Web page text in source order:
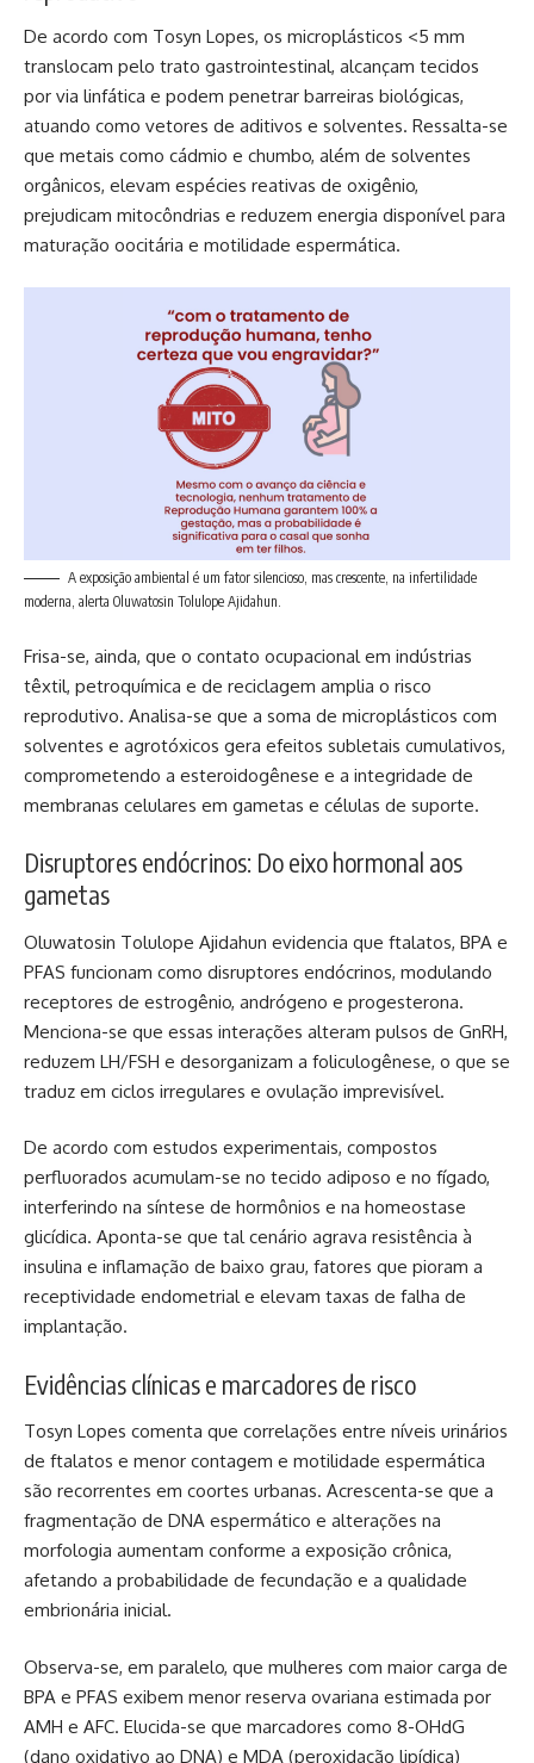
De acordo com Tosyn Lopes, os microplásticos <5 mm
translocam pelo trato gastrointestinal, alcançam tecidos
por via linfática e podem penetrar barreiras biológicas,
atuando como vetores de aditivos e solventes. Ressalta-se
que metais como cádmio e chumbo, além de solventes
orgânicos, elevam espécies reativas de oxigênio,
prejudicam mitocôndrias e reduzem energia disponível para
maturação oocitária e motilidade espermática.
A exposição ambiental é um fator silencioso, mas crescente, na infertilidade
moderna, alerta Oluwatosin Tolulope Ajidahun.
Frisa-se, ainda, que o contato ocupacional em indústrias
têxtil, petroquímica e de reciclagem amplia o risco
reprodutivo. Analisa-se que a soma de microplásticos com
solventes e agrotóxicos gera efeitos subletais cumulativos,
comprometendo a esteroidogênese e a integridade de
membranas celulares em gametas e células de suporte.
Disruptores endócrinos: Do eixo hormonal aos
gametas
Oluwatosin Tolulope Ajidahun evidencia que ftalatos, BPA e
PFAS funcionam como disruptores endócrinos, modulando
receptores de estrogênio, andrógeno e progesterona.
Menciona-se que essas interações alteram pulsos de GnRH,
reduzem LH/FSH e desorganizam a foliculogênese, o que se
traduz em ciclos irregulares e ovulação imprevisível.
De acordo com estudos experimentais, compostos
perfluorados acumulam-se no tecido adiposo e no fígado,
interferindo na síntese de hormônios e na homeostase
glicídica. Aponta-se que tal cenário agrava resistência à
insulina e inflamação de baixo grau, fatores que pioram a
receptividade endometrial e elevam taxas de falha de
implantação.
Evidências clínicas e marcadores de risco
Tosyn Lopes comenta que correlações entre níveis urinários
de ftalatos e menor contagem e motilidade espermática
são recorrentes em coortes urbanas. Acrescenta-se que a
fragmentação de DNA espermático e alterações na
morfologia aumentam conforme a exposição crônica,
afetando a probabilidade de fecundação e a qualidade
embrionária inicial.
Observa-se, em paralelo, que mulheres com maior carga de
BPA e PFAS exibem menor reserva ovariana estimada por
AMH e AFC. Elucida-se que marcadores como 8-OHdG
(dano oxidativo ao DNA) e MDA (peroxidação lipídica)